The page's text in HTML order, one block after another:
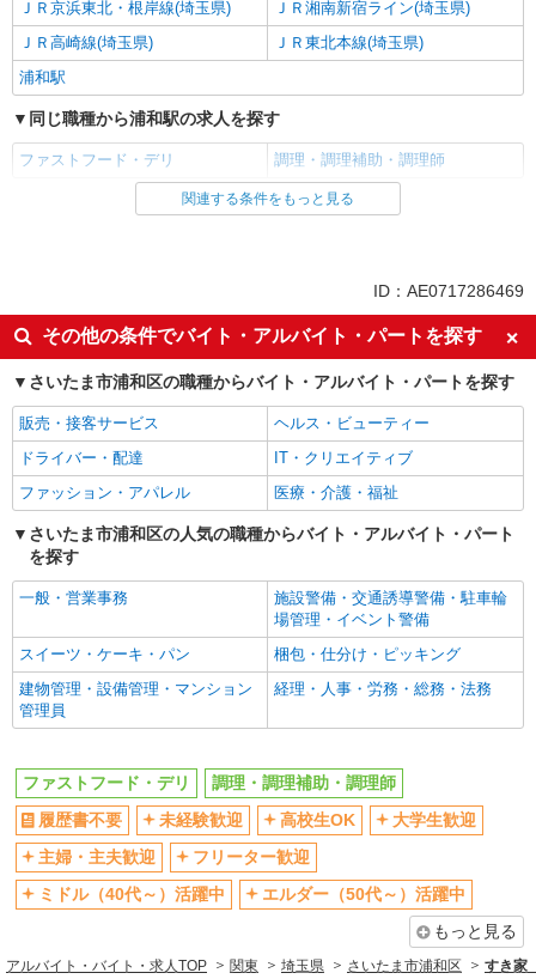
ＪＲ京浜東北・根岸線(埼玉県)
ＪＲ湘南新宿ライン(埼玉県)
ＪＲ高崎線(埼玉県)
ＪＲ東北本線(埼玉県)
浦和駅
同じ職種から浦和駅の求人を探す
ファストフード・デリ 調理・調理補助・調理師
同じ雇用形態から浦和駅の求人を探す
履歴書不要
未経験歓迎
高校生OK
大学生歓迎
主婦・主夫歓迎
フリーター歓迎
ミドル（40代～）活躍中
エルダー（50代～）活躍中
シニア（60代～）活躍中
週2～3日勤務OK
短時間勤務（1日4h以内）OK
深夜
扶養内勤務OK
交通費支給
社会保険あり
社割・特典あり
制服貸与
研修制度あり
社員登用あり
同じ職種から求人を探す
同じ特徴から求人を探す
未経験歓迎
高校生OK
大学生歓迎
ミドル（40代～）活躍中
週2～3日勤務OK
短時間勤務（1日4h以内）OK
関連する条件をもっと見る
ID：AE0717286469
その他の条件でバイト・アルバイト・パートを探す
さいたま市浦和区の職種からバイト・アルバイト・パートを探す
販売・接客サービス
ヘルス・ビューティー
ドライバー・配達
IT・クリエイティブ
ファッション・アパレル
医療・介護・福祉
さいたま市浦和区の人気の職種からバイト・アルバイト・パート
を探す
一般・営業事務
施設警備・交通誘導警備・駐車輪
場管理・イベント警備
スイーツ・ケーキ・パン
梱包・仕分け・ピッキング
建物管理・設備管理・マンション
管理員
経理・人事・労務・総務・法務
ファストフード・デリ
調理・調理補助・調理師
履歴書不要
未経験歓迎 高校生OK
大学生歓迎
主婦・主夫歓迎
フリーター歓迎
ミドル（40代～）活躍中
エルダー（50代～）活躍中
もっと見る
アルバイト・バイト・求人TOP 関東 埼玉県 さいたま市浦和区 すき家